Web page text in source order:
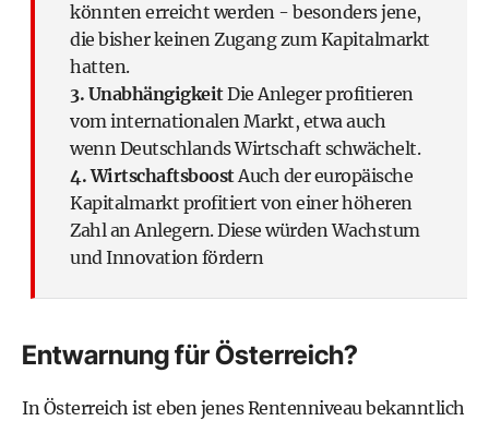
könnten erreicht werden - besonders jene,
die bisher keinen Zugang zum Kapitalmarkt
hatten.
3. UnabhängigkeitDie Anleger profitieren
vom internationalen Markt, etwa auch
wenn Deutschlands Wirtschaft schwächelt.
4. WirtschaftsboostAuch der europäische
Kapitalmarkt profitiert von einer höheren
Zahl an Anlegern. Diese würden Wachstum
und Innovation fördern
Entwarnung für Österreich?
In Österreich ist eben jenes Rentenniveau bekanntlich